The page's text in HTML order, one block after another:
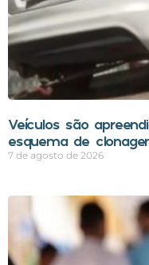
Veículos são
esquema de
7 de agosto de 2026